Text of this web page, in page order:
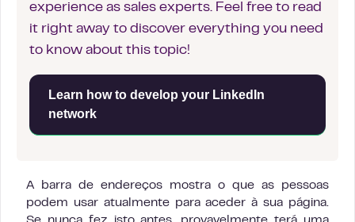
experience as sales experts. Feel free to read
it right away to discover everything you need
to know about this topic!
Learn how to develop your LinkedIn
network
A barra de endereços mostra o que as pessoas
podem usar atualmente para aceder à sua página.